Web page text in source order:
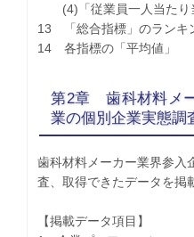
(4)「従業員一人当たり
13 「総合指標」のランキ
14 各指標の「平均値」
第2章 歯科材料メ
業の個別企業実態調
歯科材料メーカー業界参入
査、取得できたデータを掲
【掲載データ項目】